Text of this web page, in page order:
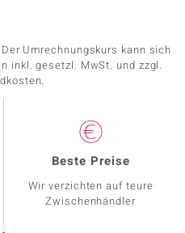
Umrechnungskurs kann sich
inkl. gesetzl. MwSt. und zzgl.
Beste Preise
Wir verzichten auf teure
Zwischenhändler